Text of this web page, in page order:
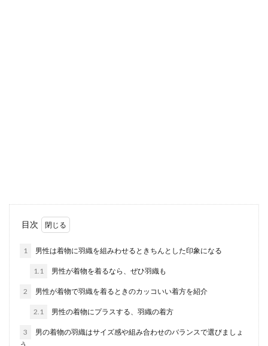
人も多いのではないでしょうか？夏になるとハー
フパンツ...
股上が浅い深いとでは印象が変わる！
目次
1 男性は着物に羽織を組みわせるときちんとした印象になる
1.1 男性が着物を着るなら、ぜひ羽織も
2 男性が着物で羽織を着るときのカッコいい着方を紹介
2.1 男性の着物にプラスする、羽織の着方
3
男の着物の羽織はサイズ感や組み合わせのバランスで選びましょ